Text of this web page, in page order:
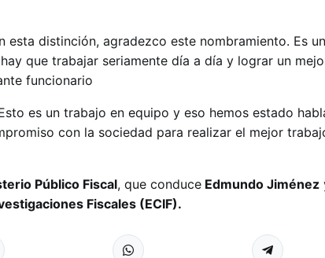
esta distinción, agradezco este nombramiento. Es
que trabajar seriamente día a día y lograr un
funcionario
es un trabajo en equipo y eso hemos estado
con la sociedad para realizar el mejor
Público Fiscal, que conduce Edmundo Jiménez
Fiscales (ECIF).